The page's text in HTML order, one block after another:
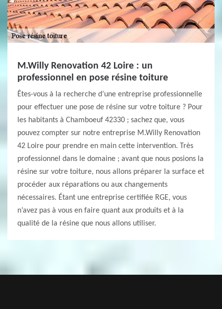
M.Willy Renovation 42 Loire : un
professionnel en pose résine toiture
Êtes-vous à la recherche d’une entreprise professionnelle
pour effectuer une pose de résine sur votre toiture ? Pour
les habitants à Chamboeuf 42330 ; sachez que, vous
pouvez compter sur notre entreprise M.Willy Renovation
42 Loire pour prendre en main cette intervention. Très
professionnel dans le domaine ; avant que nous posions la
résine sur votre toiture, nous allons préparer la surface et
procéder aux réparations ou aux changements
nécessaires. Étant une entreprise certifiée RGE, vous
n’avez pas à vous en faire quant aux produits et à la
qualité de la résine que nous allons utiliser.